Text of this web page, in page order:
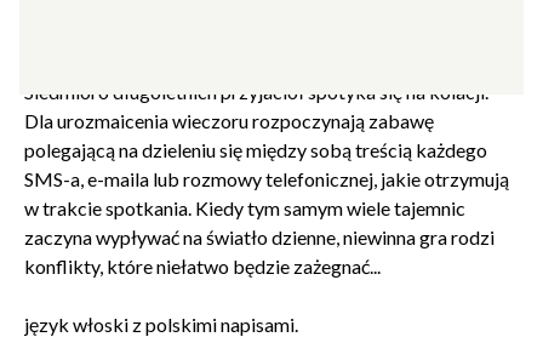
Siedmioro długoletnich przyjaciół spotyka się na kolacji.
Dla urozmaicenia wieczoru rozpoczynają zabawę
polegającą na dzieleniu się między sobą treścią każdego
SMS-a, e-maila lub rozmowy telefonicznej, jakie otrzymują
w trakcie spotkania. Kiedy tym samym wiele tajemnic
zaczyna wypływać na światło dzienne, niewinna gra rodzi
konflikty, które niełatwo będzie zażegnać...
język włoski z polskimi napisami.